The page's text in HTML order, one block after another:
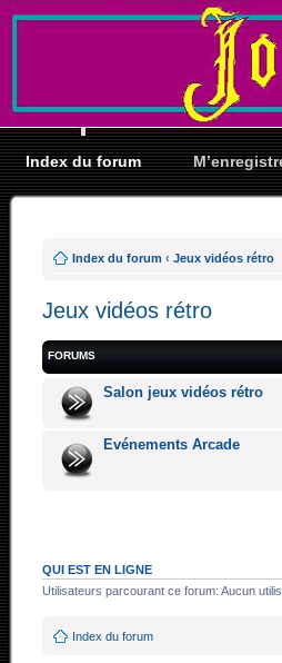
Index du forum
Index du forum ‹ Jeux vidéos rétro
Jeux vidéos rétro
FORUMS
Salon jeux vidéos rétro
Evénements Arcade
QUI EST EN LIGNE
Utilisateurs parcourant ce forum: Aucun
Index du forum